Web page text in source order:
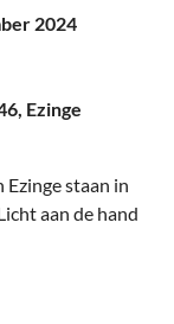
2024
Ezinge
staan in
aan de hand